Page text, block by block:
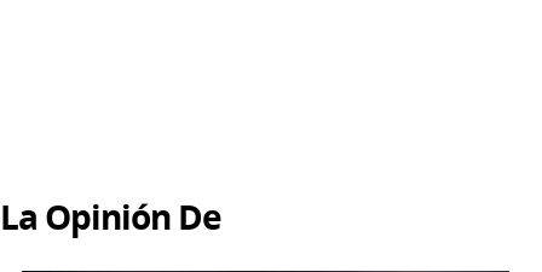
La Opinión De